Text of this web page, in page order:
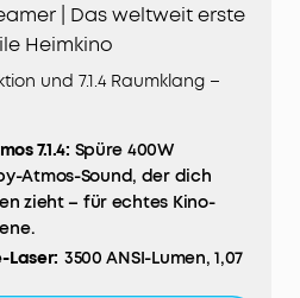
| Das weltweit erste
Heimkino
und 7.1.4 Raumklang –
7.1.4: Spüre 400W
Atmos-Sound, der dich
zieht – für echtes Kino-
Laser: 3500 ANSI-Lumen, 1,07